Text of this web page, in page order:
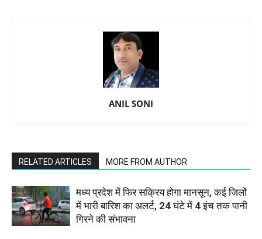
ANIL SONI
RELATED ARTICLES MORE FROM AUTHOR
मध्य प्रदेश में फिर सक्रिय होगा मानसून, कई जिलों
में भारी बारिश का अलर्ट, 24 घंटे में 4 इंच तक पानी
गिरने की संभावना